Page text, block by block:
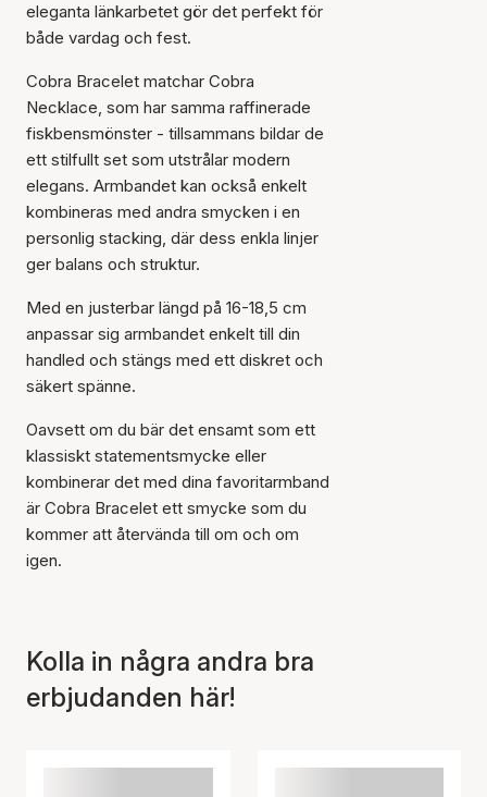
Artikeln har lagts till i
korgen
eleganta länkarbetet gör det perfekt för
både vardag och fest.
Cobra Bracelet matchar Cobra
Necklace, som har samma raffinerade
fiskbensmönster - tillsammans bildar de
ett stilfullt set som utstrålar modern
elegans. Armbandet kan också enkelt
kombineras med andra smycken i en
personlig stacking, där dess enkla linjer
ger balans och struktur.
Med en justerbar längd på 16-18,5 cm
anpassar sig armbandet enkelt till din
handled och stängs med ett diskret och
säkert spänne.
Oavsett om du bär det ensamt som ett
klassiskt statementsmycke eller
kombinerar det med dina favoritarmband
är Cobra Bracelet ett smycke som du
kommer att återvända till om och om
igen.
Kolla in några andra bra
erbjudanden här!